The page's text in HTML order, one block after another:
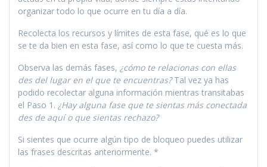
organizar todo lo que ocurre en tu día a día.
Recolecta los recursos y límites de esta fase, qué es lo que
se te da bien en esta fase, así como lo que te cuesta más.
Observa las demás fases, ¿cómo te relacionas con ellas
des del lugar en el que te encuentras?Tal vez ya has
podido recolectar alguna información mientras transitabas
el Paso 1. ¿Hay alguna fase que te sientas más conectada
des de aquí o que sientas rechazo?
Si sientes que ocurre algún tipo de bloqueo puedes utilizar
las frases descritas anteriormente. *